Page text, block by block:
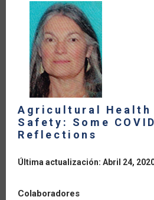
LOS
SISTEMAS
POST
COVID-
19
Agricultural Health
Safety: Some
Reflections
Última actualización: Abril 24,
Colaboradores